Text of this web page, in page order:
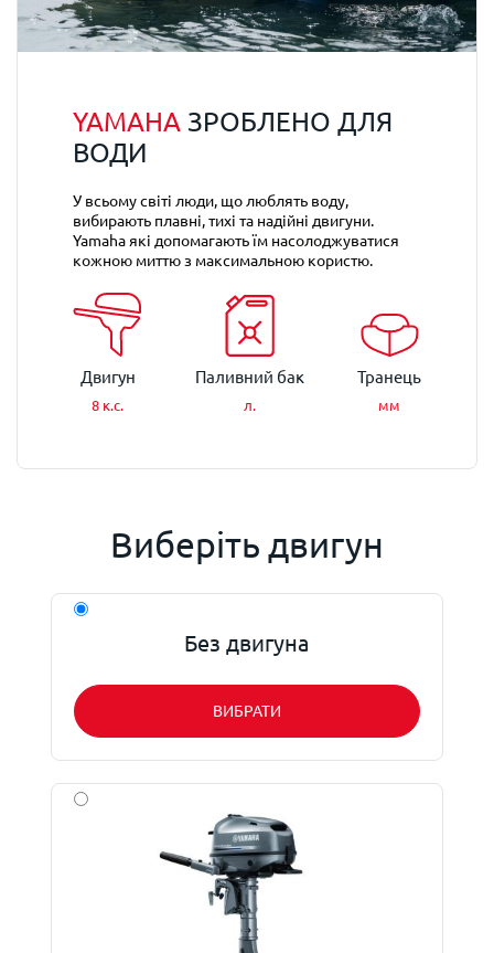
YAMAHA ЗРОБЛЕНО ДЛЯ
ВОДИ
У всьому світі люди, що люблять воду,
вибирають плавні, тихі та надійні двигуни.
Yamaha які допомагають їм насолоджуватися
кожною миттю з максимальною користю.
Двигун
8 к.с.
Паливний бак
л.
Транець
мм
Виберіть двигун
Без двигуна
ВИБРАТИ